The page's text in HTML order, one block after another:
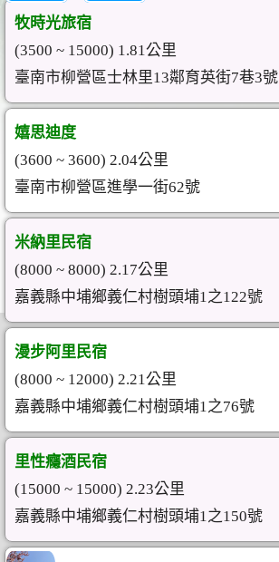
牧時光旅宿
(3500 ~ 15000) 1.81公里
臺南市柳營區士林里13鄰育英街7巷3號
嬉思迪度
(3600 ~ 3600) 2.04公里
臺南市柳營區進學一街62號
米納里民宿
(8000 ~ 8000) 2.17公里
嘉義縣中埔鄉義仁村樹頭埔1之122號
漫步阿里民宿
(8000 ~ 12000) 2.21公里
嘉義縣中埔鄉義仁村樹頭埔1之76號
里性癮酒民宿
(15000 ~ 15000) 2.23公里
嘉義縣中埔鄉義仁村樹頭埔1之150號